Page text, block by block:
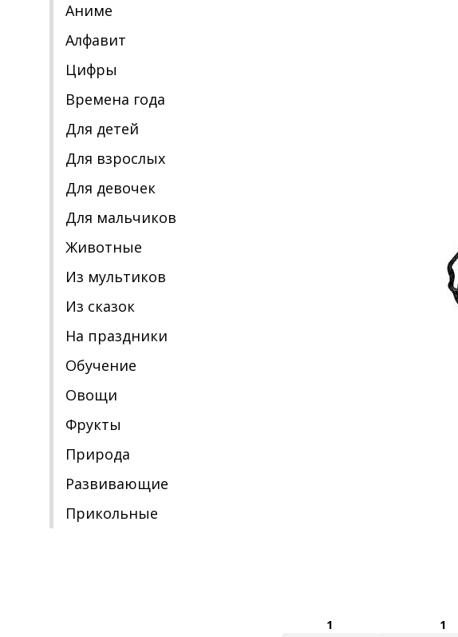
Аниме
Алфавит
Цифры
Времена года
Для детей
Для взрослых
Для девочек
Для мальчиков
Животные
Из мультиков
Из сказок
На праздники
Обучение
Овощи
Фрукты
Природа
Развивающие
Прикольные
1 1